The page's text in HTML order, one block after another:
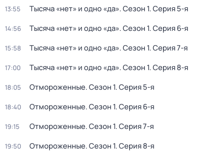
13:55 Тысяча «нет» и одно «да». Сезон 1. Серия 5-я
14:56 Тысяча «нет» и одно «да». Сезон 1. Серия 6-я
15:58 Тысяча «нет» и одно «да». Сезон 1. Серия 7-я
17:00 Тысяча «нет» и одно «да». Сезон 1. Серия 8-я
18:05 Отмороженные. Сезон 1. Серия 5-я
18:40 Отмороженные. Сезон 1. Серия 6-я
19:15 Отмороженные. Сезон 1. Серия 7-я
19:50 Отмороженные. Сезон 1. Серия 8-я